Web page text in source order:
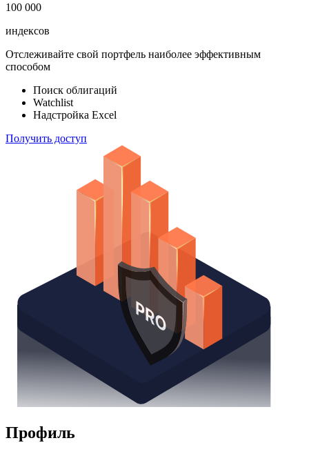
100 000
индексов
Отслеживайте свой портфель наиболее эффективным
способом
Поиск облигаций
Watchlist
Надстройка Excel
Получить доступ
Профиль